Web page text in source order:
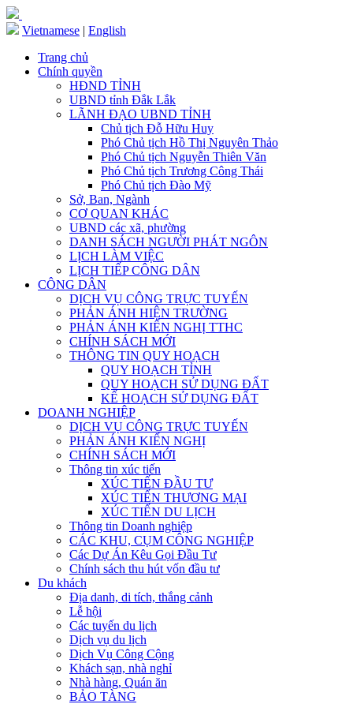
Vietnamese | English
Trang chủ
Chính quyền
HĐND TỈNH
UBND tỉnh Đắk Lắk
LÃNH ĐẠO UBND TỈNH
Chủ tịch Đỗ Hữu Huy
Phó Chủ tịch Hồ Thị Nguyên Thảo
Phó Chủ tịch Nguyễn Thiên Văn
Phó Chủ tịch Trương Công Thái
Phó Chủ tịch Đào Mỹ
Sở, Ban, Ngành
CƠ QUAN KHÁC
UBND các xã, phường
DANH SÁCH NGƯỜI PHÁT NGÔN
LỊCH LÀM VIỆC
LỊCH TIẾP CÔNG DÂN
CÔNG DÂN
DỊCH VỤ CÔNG TRỰC TUYẾN
PHẢN ÁNH HIỆN TRƯỜNG
PHẢN ÁNH KIẾN NGHỊ TTHC
CHÍNH SÁCH MỚI
THÔNG TIN QUY HOẠCH
QUY HOẠCH TỈNH
QUY HOẠCH SỬ DỤNG ĐẤT
KẾ HOẠCH SỬ DỤNG ĐẤT
DOANH NGHIỆP
DỊCH VỤ CÔNG TRỰC TUYẾN
PHẢN ÁNH KIẾN NGHỊ
CHÍNH SÁCH MỚI
Thông tin xúc tiến
XÚC TIẾN ĐẦU TƯ
XÚC TIẾN THƯƠNG MẠI
XÚC TIẾN DU LỊCH
Thông tin Doanh nghiệp
CÁC KHU, CỤM CÔNG NGHIỆP
Các Dự Án Kêu Gọi Đầu Tư
Chính sách thu hút vốn đầu tư
Du khách
Địa danh, di tích, thắng cảnh
Lễ hội
Các tuyến du lịch
Dịch vụ du lịch
Dịch Vụ Công Cộng
Khách sạn, nhà nghỉ
Nhà hàng, Quán ăn
BẢO TÀNG